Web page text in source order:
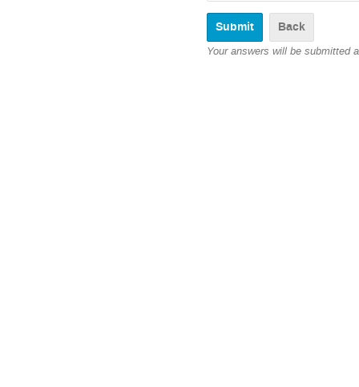
Back
Your answers will be submitted